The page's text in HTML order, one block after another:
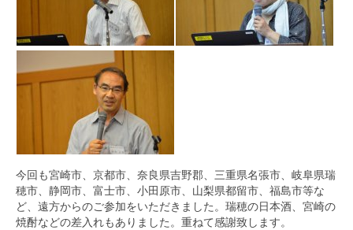
今回も宮崎市、京都市、奈良県吉野郡、三重県名張市、岐阜県瑞
穂市、静岡市、富士市、小田原市、山梨県都留市、福島市等な
ど、遠方からのご参加をいただきました。瑞穂の日本酒、宮崎の
焼酎などの差入れもありました。重ねて感謝致します。